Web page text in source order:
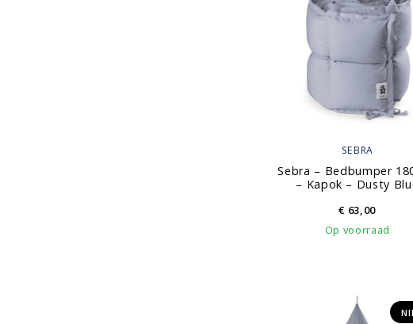
SEBRA
Sebra – Bedbumper
– Kapok – Dusty
€ 63,00
Op voorraad